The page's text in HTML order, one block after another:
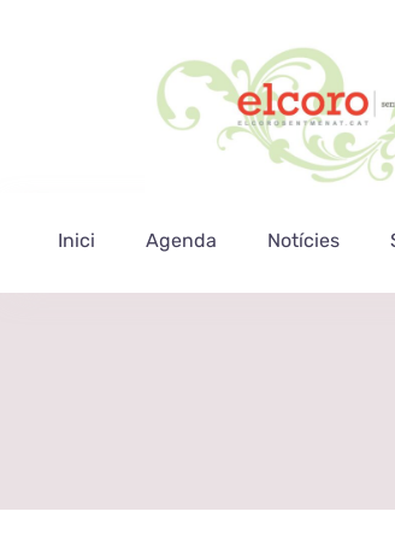
Inici Agenda Notícies